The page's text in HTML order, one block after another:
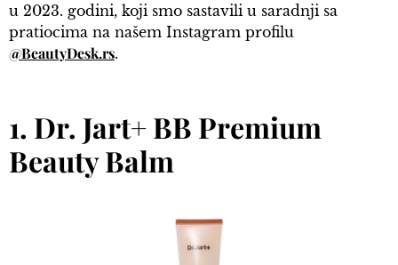
u 2023. godini, koji smo sastavili u saradnji sa
pratiocima na našem Instagram profilu
@BeautyDesk.rs.
1. Dr. Jart+ BB Premium
Beauty Balm